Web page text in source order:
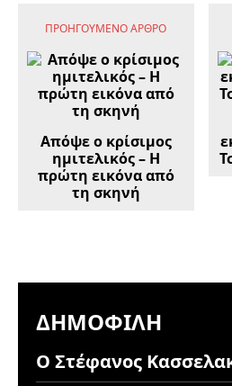
ΠΡΟΗΓΟΎΜΕΝΟ ΆΡΘΡΟ
Απόψε ο κρίσιμος
ημιτελικός – Η
πρώτη εικόνα από
τη σκηνή
ΔΗΜΟΦΙΛΉ
Ο Στέφανος